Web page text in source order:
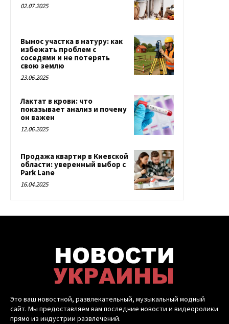
02.07.2025
Вынос участка в натуру: как
избежать проблем с
соседями и не потерять
свою землю
23.06.2025
Лактат в крови: что
показывает анализ и почему
он важен
12.06.2025
Продажа квартир в Киевской
области: уверенный выбор с
Park Lane
16.04.2025
Это ваш новостной, развлекательный, музыкальный модный
сайт. Мы предоставляем вам последние новости и видеоролики
прямо из индустрии развлечений.